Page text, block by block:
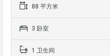
88 平方米
3 卧室
1 卫生间